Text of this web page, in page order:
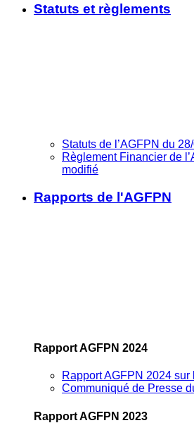
Statuts et règlements
Statuts de l’AGFPN du
Règlement Financier de
modifié
Rapports de l'AGFPN
Rapport AGFPN 2024
Rapport AGFPN 2024 sur
Communiqué de Presse
Rapport AGFPN 2023